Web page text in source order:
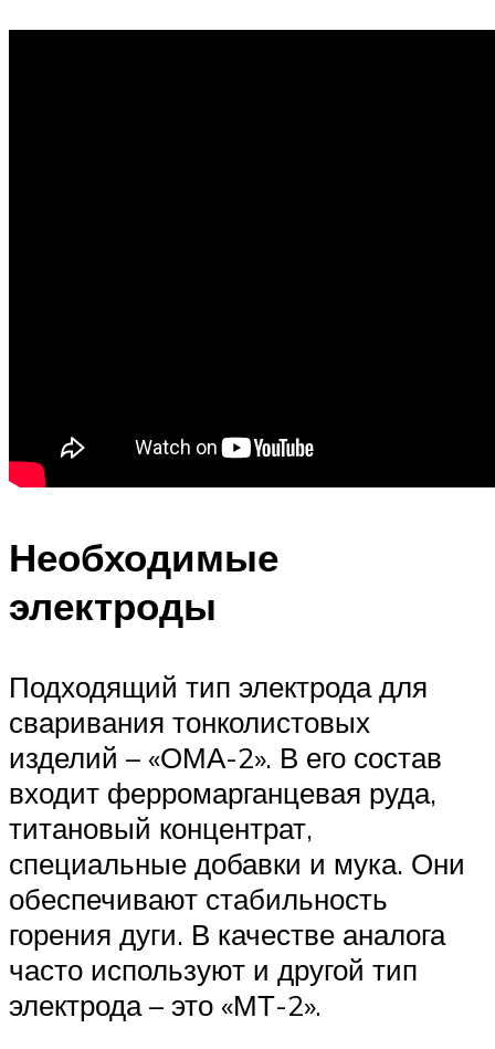
Необходимые
электроды
Подходящий тип электрода для
сваривания тонколистовых
изделий – «ОМА-2». В его состав
входит ферромарганцевая руда,
титановый концентрат,
специальные добавки и мука. Они
обеспечивают стабильность
горения дуги. В качестве аналога
часто используют и другой тип
электрода – это «МТ-2».